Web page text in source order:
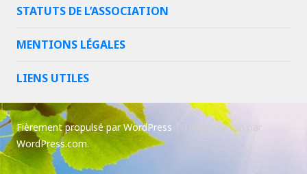
STATUTS DE L’ASSOCIATION
MENTIONS LÉGALES
LIENS UTILES
Fièrement propulsé par WordPress
Thème Goran par
WordPress.com.